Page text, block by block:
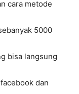
cara metode
5000
bisa langsung
dan